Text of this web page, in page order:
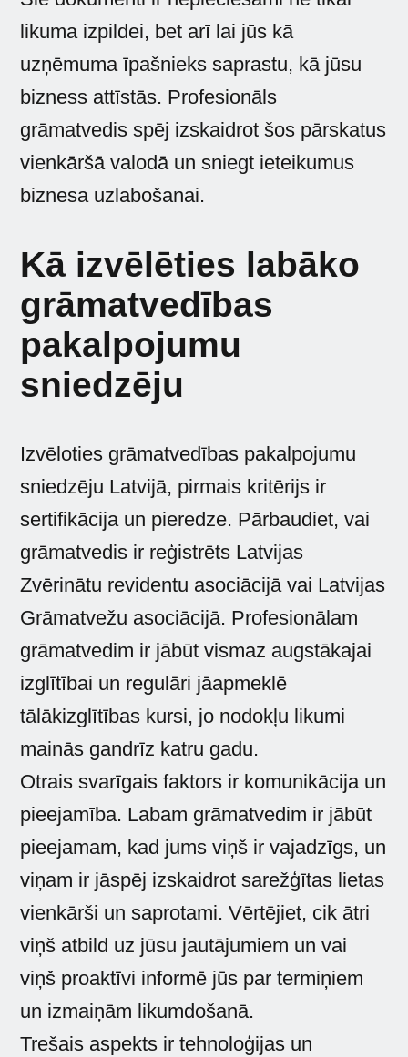
likuma izpildei, bet arī lai jūs kā
uzņēmuma īpašnieks saprastu, kā jūsu
bizness attīstās. Profesionāls
grāmatvedis spēj izskaidrot šos pārskatus
vienkāršā valodā un sniegt ieteikumus
biznesa uzlabošanai.
Kā izvēlēties labāko
grāmatvedības
pakalpojumu
sniedzēju
Izvēloties grāmatvedības pakalpojumu
sniedzēju Latvijā, pirmais kritērijs ir
sertifikācija un pieredze. Pārbaudiet, vai
grāmatvedis ir reģistrēts Latvijas
Zvērinātu revidentu asociācijā vai Latvijas
Grāmatvežu asociācijā. Profesionālam
grāmatvedim ir jābūt vismaz augstākajai
izglītībai un regulāri jāapmeklē
tālākizglītības kursi, jo nodokļu likumi
mainās gandrīz katru gadu.
Otrais svarīgais faktors ir komunikācija un
pieejamība. Labam grāmatvedim ir jābūt
pieejamam, kad jums viņš ir vajadzīgs, un
viņam ir jāspēj izskaidrot sarežģītas lietas
vienkārši un saprotami. Vērtējiet, cik ātri
viņš atbild uz jūsu jautājumiem un vai
viņš proaktīvi informē jūs par termiņiem
un izmaiņām likumdošanā.
Trešais aspekts ir tehnoloģijas un